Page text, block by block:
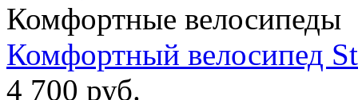
Комфортные велосипеды
Комфортный велосипед
4 700 руб.